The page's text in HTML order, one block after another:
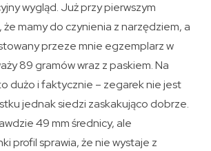
wygląd. Już przy pierwszym
że mamy do czynienia z narzędziem, a
przeze mnie egzemplarz w
89 gramów wraz z paskiem. Na
dużo i faktycznie – zegarek nie jest
jednak siedzi zaskakująco dobrze.
49 mm średnicy, ale
profil sprawia, że nie wystaje z